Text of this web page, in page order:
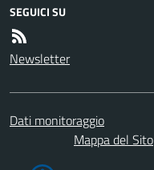
SEGUICI SU
Newsletter
Dati monitoraggio
Mappa del Sito